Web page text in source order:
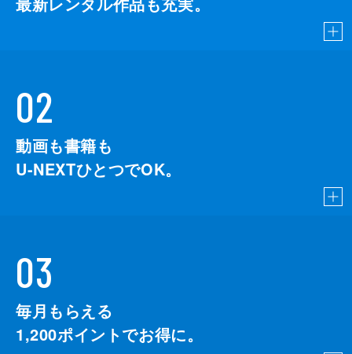
02
動画も書籍も
U-NEXTひとつでOK。
03
毎月もらえる
1,200ポイントでお得に。